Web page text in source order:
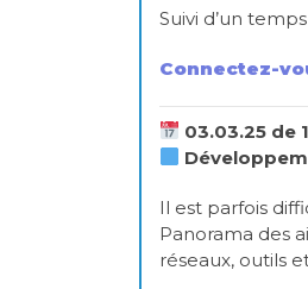
Suivi d’un
Connectez-
03.03.25 de
Il est parfois
Panorama des
réseaux, outils